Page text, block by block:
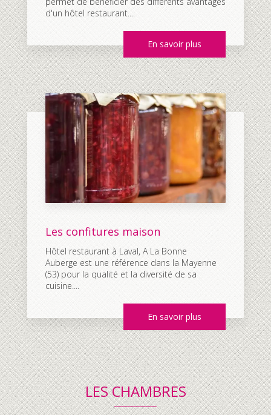
d'un hôtel restaurant....
En savoir plus
Les confitures maison
Hôtel restaurant à Laval, A La Bonne
Auberge est une référence dans la Mayenne
(53) pour la qualité et la diversité de sa
cuisine....
En savoir plus
LES CHAMBRES